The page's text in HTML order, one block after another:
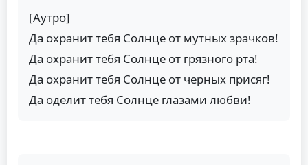
[Аутро]
Да охранит тебя Солнце от мутных зрачков!
Да охранит тебя Солнце от грязного рта!
Да охранит тебя Солнце от черных присяг!
Да оделит тебя Солнце глазами любви!